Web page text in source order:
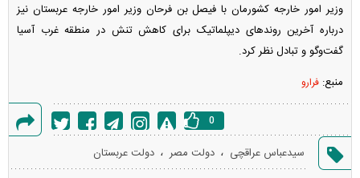
وزیر امور خارجه کشورمان با فیصل بن فرحان وزیر امور خارجه عربستان نیز
درباره آخرین روند‌های دیپلماتیک برای کاهش تنش در منطقه غرب آسیا
گفت‌و‌گو و تبادل نظر کرد.
منبع: فرارو
گزارش
خطا
0
سیدعباس عراقچی ، دولت مصر ، دولت عربستان